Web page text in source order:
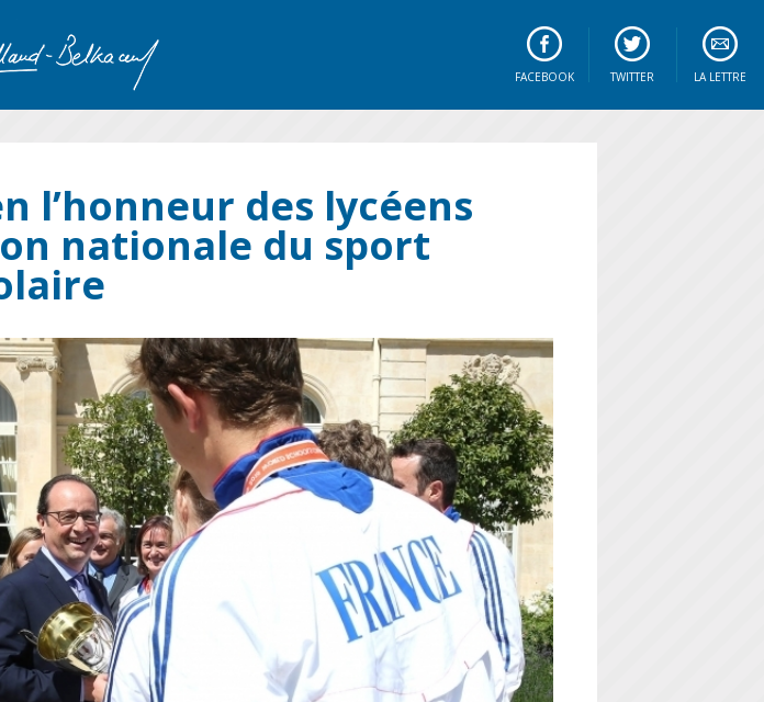
LA LETTRE
TWITTER
FACEBOOK
l’honneur des lycéens
nationale du sport